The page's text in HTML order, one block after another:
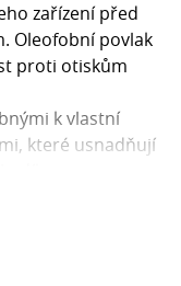
zařízení před
Oleofobní povlak
proti otiskům
k vlastní
které usnadňují
k obrazovce bez
bez lepidla
zbytků.
bezpečné